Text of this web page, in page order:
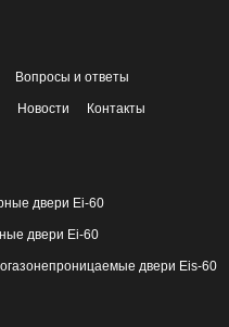
Вопросы и ответы
Новости Контакты
двери Ei-60
двери Ei-60
двери Eis-60